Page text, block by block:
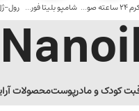
کرم 24 ساعته صو... شامپو بلیتا فور... رول-
کودک و مادرپوستمحصولات